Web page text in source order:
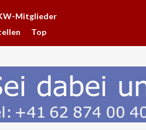
Mitglieder
Top